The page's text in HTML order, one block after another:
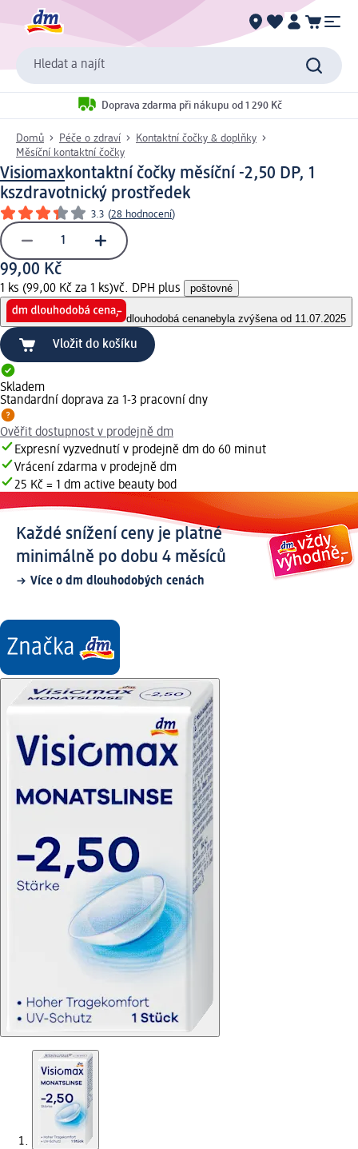
Hledat a najít
Doprava zdarma při nákupu od 1 290 Kč
Domů Péče o zdraví
Kontaktní čočky & doplňky
Měsíční kontaktní čočky
Visiomaxkontaktní čočky měsíční -2,50 DP, 1
kszdravotnický prostředek
3.3 (28 hodnocení)
99,00 Kč
1 ks (99,00 Kč za 1 ks)vč. DPH plus poštovné
dlouhodobá cenanebyla zvýšena od 11.07.2025
Vložit do košíku
Skladem
Standardní doprava za 1-3 pracovní dny
Ověřit dostupnost v prodejně dm
Expresní vyzvednutí v prodejně dm do 60 minut
Vrácení zdarma v prodejně dm
25 Kč = 1 dm active beauty bod
Každé snížení ceny je platné
minimálně po dobu 4 měsíců
Více o dm dlouhodobých cenách